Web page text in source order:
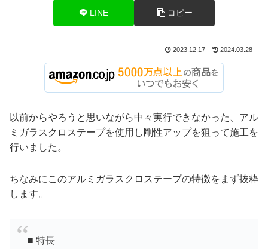
LINE コピー
2023.12.17 2024.03.28
以前からやろうと思いながら中々実行できなかった、アル
ミガラスクロステープを使用し剛性アップを狙って施工を
行いました。
ちなみにこのアルミガラスクロステープの特徴をまず抜粋
します。
■ 特長